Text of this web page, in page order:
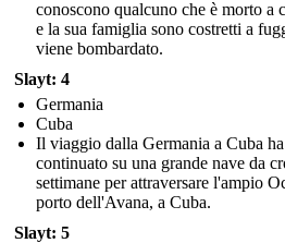
conoscono qualcuno che è morto a
e la sua famiglia sono costretti a
viene bombardato.
Slayt: 4
Germania
Cuba
Il viaggio dalla Germania a Cuba
continuato su una grande nave da
settimane per attraversare l'ampio
porto dell'Avana, a Cuba.
Slayt: 5